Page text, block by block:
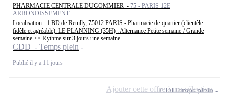
PHARMACIE CENTRALE DUGOMMIER - 75 - PARIS 12E
ARRONDISSEMENT
Localisation : 1 BD de Reuilly, 75012 PARIS - Pharmacie de quartier (clientèle
fidèle et agréable). LE PLANNING (35H) : Alternance Petite semaine / Grande
semaine >> Rythme sur 3 jours une semaine...
CDD - Temps plein
Publié il y a 11 jours
CDITemps plein
Ajouter cette offre à ma sélection